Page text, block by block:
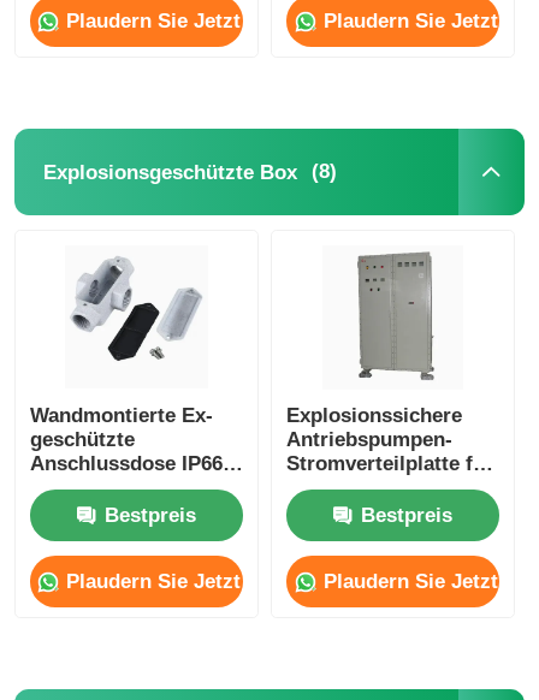
Plaudern Sie Jetzt Plaudern Sie Jetzt
Explosionsgeschützte Box (8)
Wandmontierte Ex-
geschützte
Anschlussdose IP66
wetterfest Zone 1 2
zertifiziertBestpreis
Plaudern Sie Jetzt
Explosionssichere
Antriebspumpen-
Stromverteilplatte für
gefährliche Bereiche
Bestpreis
Plaudern Sie Jetzt